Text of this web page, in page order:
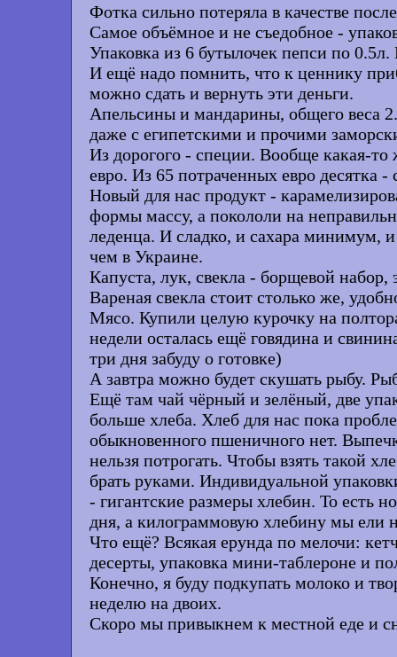
Фотка сильно потеряла в качестве
Самое объёмное и не съедобное -
Упаковка из 6 бутылочек пепси по
И ещё надо помнить, что к ценнику
можно сдать и вернуть эти деньги.
Апельсины и мандарины, общего веса
даже с египетскими и прочими
Из дорогого - специи. Вообще какая-то
евро. Из 65 потраченных евро десятка
Новый для нас продукт -
формы массу, а покололи на
леденца. И сладко, и сахара минимум,
чем в Украине.
Капуста, лук, свекла - борщевой
Вареная свекла стоит столько же,
Мясо. Купили целую курочку на
недели осталась ещё говядина и
три дня забуду о готовке)
А завтра можно будет скушать рыбу.
Ещё там чай чёрный и зелёный, две
больше хлеба. Хлеб для нас пока
обыкновенного пшеничного нет.
нельзя потрогать. Чтобы взять такой
брать руками. Индивидуальной
- гигантские размеры хлебин. То есть
дня, а килограммовую хлебину мы ели
Что ещё? Всякая ерунда по мелочи:
десерты, упаковка мини-таблероне и
Конечно, я буду подкупать молоко и
неделю на двоих.
Скоро мы привыкнем к местной еде и